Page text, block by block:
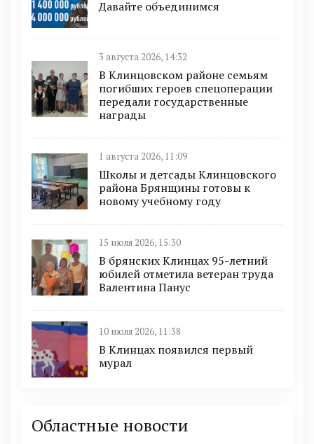
Давайте объединимся
3 августа 2026, 14:32
В Клинцовском районе семьям
погибших героев спецоперации
передали государственные
награды
1 августа 2026, 11:09
Школы и детсады Клинцовского
района Брянщины готовы к
новому учебному году
15 июля 2026, 15:30
В брянских Клинцах 95-летний
юбилей отметила ветеран труда
Валентина Панус
10 июля 2026, 11:38
В Клинцах появился первый
мурал
Областные новости